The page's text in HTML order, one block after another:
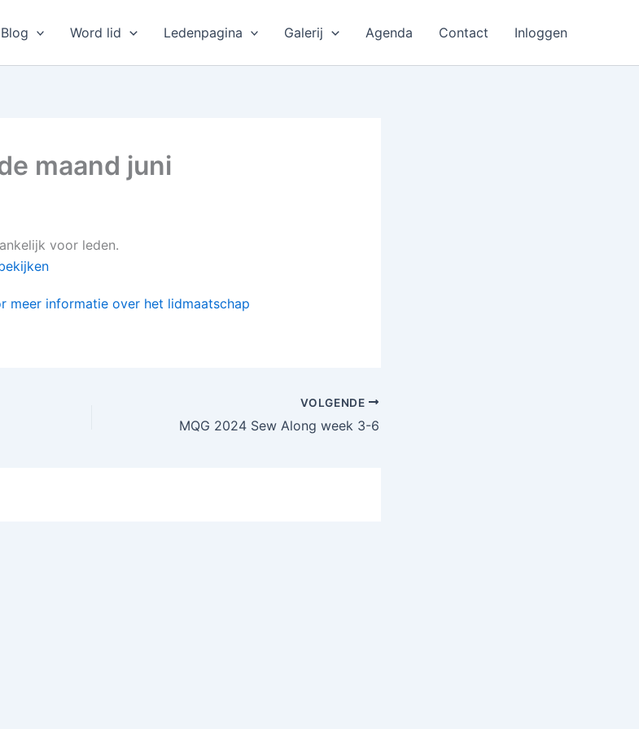
Blog Word lid Ledenpagina Galerij Agenda Contact Inloggen
maand juni
voor leden.
meer informatie over het lidmaatschap
VOLGENDE
MQG 2024 Sew Along week 3-6